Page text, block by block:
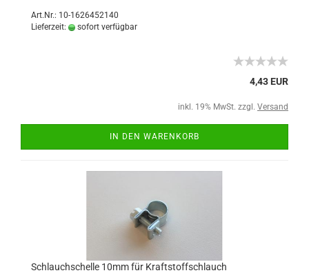
Art.Nr.: 10-1626452140
Lieferzeit:
sofort verfügbar
4,43 EUR
inkl. 19% MwSt. zzgl. Versand
IN DEN WARENKORB
Schlauchschelle 10mm für Kraftstoffschlauch